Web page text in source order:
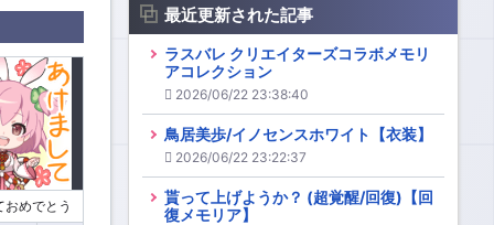
めでとう
最近更新された記事
ラスバレ クリエイターズコラボメモリ
アコレクション
2026/06/22 23:38:40
鳥居美歩/イノセンスホワイト【衣装】
2026/06/22 23:22:37
貰って上げようか？ (超覚醒/回復)【回
復メモリア】